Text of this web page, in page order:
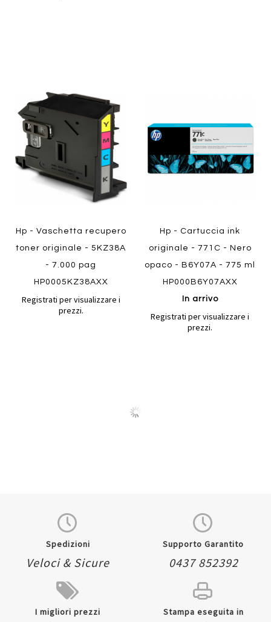
Quickview
Quickview
Aggiungi
ai
preferiti
al
confronto
Hp - Vaschetta recupero
toner originale - 5KZ38A
- 7.000 pag
HP0005KZ38AXX
Registrati per visualizzare i
prezzi.
preferiti
Hp - Cartuccia ink
originale - 771C - Nero
opaco - B6Y07A - 775 ml
HP000B6Y07AXX
In arrivo
Registrati per visualizzare i
prezzi.
Spedizioni
Veloci & Sicure
Supporto Garantito
0437 852392
I migliori prezzi Stampa eseguita in